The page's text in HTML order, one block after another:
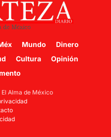
Mundo
Dinero
Cultura
Opinión
Alma de México